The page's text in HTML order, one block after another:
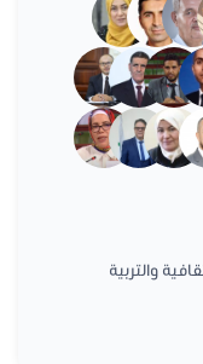
والتربية